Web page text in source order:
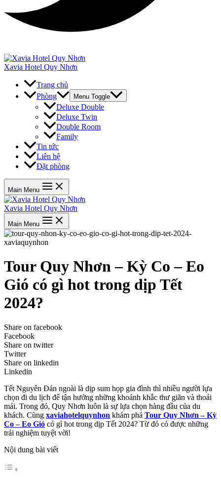
Xavia Hotel Quy Nhơn
Trang chủ
Phòng
Menu Toggle
Deluxe Double
Deluxe Twin
Double Room
Family
Tin tức
Liên hệ
Đặt phòng
Main Menu
Xavia Hotel Quy Nhơn
Main Menu
Tour Quy Nhơn – Kỳ Co – Eo
Gió có gì hot trong dịp Tết
2024?
Share on facebook
Facebook
Share on twitter
Twitter
Share on linkedin
Linkedin
Tết Nguyên Đán ngoài là dịp sum họp gia đình thì nhiều người lựa
chọn đi du lịch để tận hưởng những khoảnh khắc thư giãn và thoải
mái. Trong đó, Quy Nhơn luôn là sự lựa chọn hàng đầu của du
khách. Cùng xaviahotelquynhon khám phá Tour Quy Nhơn – Kỳ
Co – Eo Gió có gì hot trong dịp Tết 2024? Từ đó có được những
trải nghiệm tuyệt vời!
Nội dung bài viết